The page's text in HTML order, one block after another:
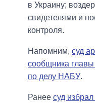
в Украину;
свидетелями и
контроля.
Напомним, суд
сообщника главы
по делу НАБУ.
Ранее суд